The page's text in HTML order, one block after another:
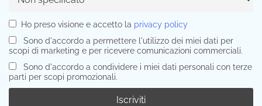
Ho preso visione e accetto la privacy policy
Sono d'accordo a permettere l'utilizzo dei miei dati per
scopi di marketing e per ricevere comunicazioni commerciali.
Sono d'accordo a condividere i miei dati personali con terze
parti per scopi promozionali.